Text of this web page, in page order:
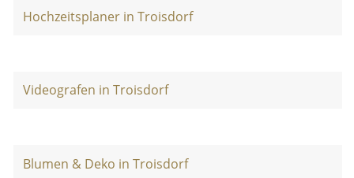
Hochzeitsplaner in Troisdorf
Videografen in Troisdorf
Blumen & Deko in Troisdorf